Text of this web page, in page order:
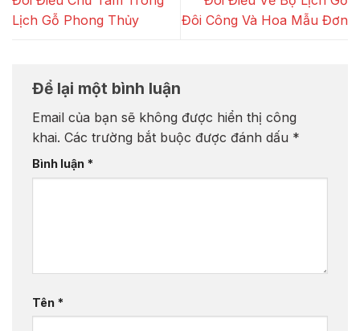
Lịch Gỗ Phong Thủy
Đôi Công Và Hoa Mẫu Đơn
Để lại một bình luận
Email của bạn sẽ không được hiển thị công
khai. Các trường bắt buộc được đánh dấu *
Bình luận *
Tên *